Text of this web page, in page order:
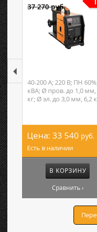
37 270 руб.
40-200 А; 220 В; ПН
кВА; Ø пров. до 1,0 мм,
кг; Ø эл. до 3,0 мм, 6,2
Цена: 33 540 руб.
Есть в наличии
В КОРЗИНУ
Сравнить ›